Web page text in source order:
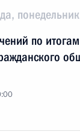
понедельник
по